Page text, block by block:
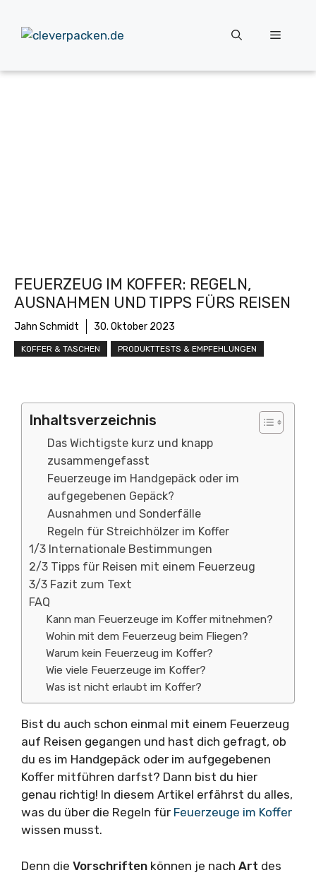
Inhalt
springen
Menü
FEUERZEUG IM KOFFER: REGELN,
AUSNAHMEN UND TIPPS FÜRS REISEN
Jahn Schmidt 30. Oktober 2023
KOFFER & TASCHEN PRODUKTTESTS & EMPFEHLUNGEN
Inhaltsverzeichnis
Das Wichtigste kurz und knapp
zusammengefasst
Feuerzeuge im Handgepäck oder im
aufgegebenen Gepäck?
Ausnahmen und Sonderfälle
Regeln für Streichhölzer im Koffer
1/3 Internationale Bestimmungen
2/3 Tipps für Reisen mit einem Feuerzeug
3/3 Fazit zum Text
FAQ
Kann man Feuerzeuge im Koffer mitnehmen?
Wohin mit dem Feuerzeug beim Fliegen?
Warum kein Feuerzeug im Koffer?
Wie viele Feuerzeuge im Koffer?
Was ist nicht erlaubt im Koffer?
Bist du auch schon einmal mit einem Feuerzeug
auf Reisen gegangen und hast dich gefragt, ob
du es im Handgepäck oder im aufgegebenen
Koffer mitführen darfst? Dann bist du hier
genau richtig! In diesem Artikel erfährst du alles,
was du über die Regeln für Feuerzeuge im Koffer
wissen musst.
Denn die Vorschriften können je nach Art des